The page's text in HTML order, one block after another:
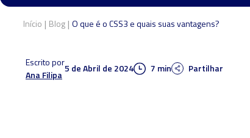
Início | Blog | O que é o CSS3 e quais suas vantagens?
Escrito por
Ana Filipa
5 de Abril de 2024 7 min Partilhar